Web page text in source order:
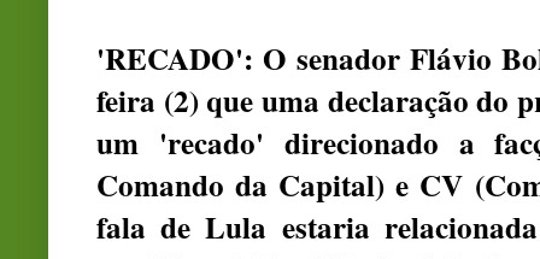
'RECADO': O senador Flávio
feira (2) que uma declaração do
um 'recado' direcionado a
Comando da Capital) e CV
fala de Lula estaria